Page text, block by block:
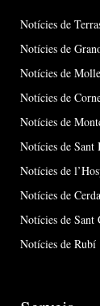
Notícies de
Notícies de
Notícies de
Notícies de
Notícies de
Notícies de
Notícies de
Notícies de
Notícies de Sant
Notícies de Rubí